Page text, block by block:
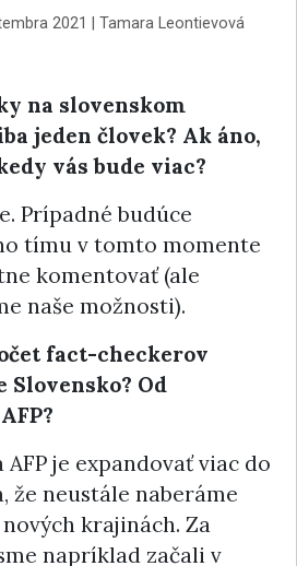
2021 Tamara Leontievová
na slovenskom
jeden človek? Ak áno,
vás bude viac?
Prípadné budúce
tímu v tomto momente
komentovať (ale
naše možnosti).
fact-checkerov
Od
je expandovať viac do
že neustále naberáme
krajinách. Za
napríklad začali v